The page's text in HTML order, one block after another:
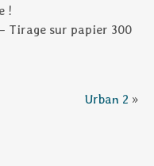
!
Tirage sur papier 300
Urban 2 »